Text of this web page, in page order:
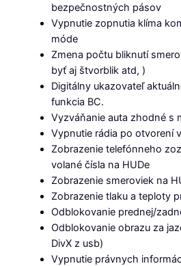
bezpečnostných pásov
Vypnutie zopnutia klíma
móde
Zmena počtu bliknutí
byť aj štvorblik atd, )
Digitálny ukazovateľ
funkcia BC.
Vyzváňanie auta zhodné s
Vypnutie rádia po otvorení
Zobrazenie telefónneho
volané čísla na HUDe
Zobrazenie smeroviek na
Zobrazenie tlaku a teploty
Odblokovanie prednej/
Odblokovanie obrazu za
DivX z usb)
Vypnutie právnych